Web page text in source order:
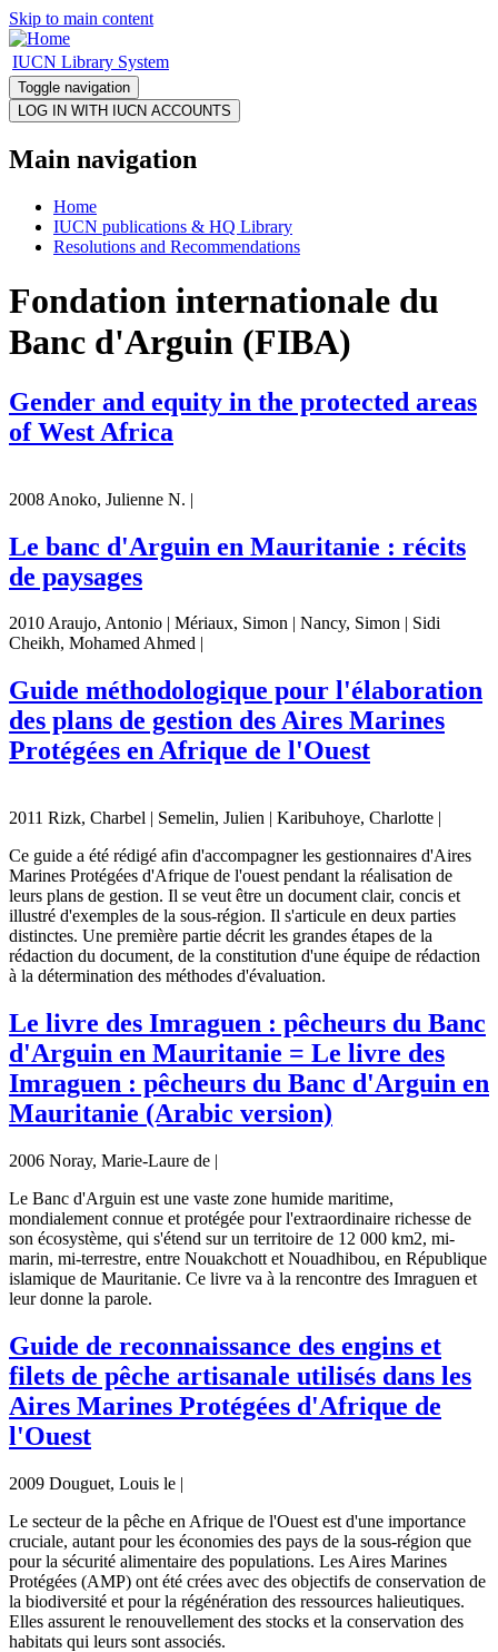
Skip to main content
IUCN Library System
Toggle navigation
Main navigation
Home
IUCN publications & HQ Library
Resolutions and Recommendations
Fondation internationale du
Banc d'Arguin (FIBA)
Gender and equity in the protected areas
of West Africa
2008 Anoko, Julienne N. |
Le banc d'Arguin en Mauritanie : récits
de paysages
2010 Araujo, Antonio | Mériaux, Simon | Nancy, Simon | Sidi
Cheikh, Mohamed Ahmed |
Guide méthodologique pour l'élaboration
des plans de gestion des Aires Marines
Protégées en Afrique de l'Ouest
2011 Rizk, Charbel | Semelin, Julien | Karibuhoye, Charlotte |
Ce guide a été rédigé afin d'accompagner les gestionnaires d'Aires
Marines Protégées d'Afrique de l'ouest pendant la réalisation de
leurs plans de gestion. Il se veut être un document clair, concis et
illustré d'exemples de la sous-région. Il s'articule en deux parties
distinctes. Une première partie décrit les grandes étapes de la
rédaction du document, de la constitution d'une équipe de rédaction
à la détermination des méthodes d'évaluation.
Le livre des Imraguen : pêcheurs du Banc
d'Arguin en Mauritanie = Le livre des
Imraguen : pêcheurs du Banc d'Arguin en
Mauritanie (Arabic version)
2006 Noray, Marie-Laure de |
Le Banc d'Arguin est une vaste zone humide maritime,
mondialement connue et protégée pour l'extraordinaire richesse de
son écosystème, qui s'étend sur un territoire de 12 000 km2, mi-
marin, mi-terrestre, entre Nouakchott et Nouadhibou, en République
islamique de Mauritanie. Ce livre va à la rencontre des Imraguen et
leur donne la parole.
Guide de reconnaissance des engins et
filets de pêche artisanale utilisés dans les
Aires Marines Protégées d'Afrique de
l'Ouest
2009 Douguet, Louis le |
Le secteur de la pêche en Afrique de l'Ouest est d'une importance
cruciale, autant pour les économies des pays de la sous-région que
pour la sécurité alimentaire des populations. Les Aires Marines
Protégées (AMP) ont été crées avec des objectifs de conservation de
la biodiversité et pour la régénération des ressources halieutiques.
Elles assurent le renouvellement des stocks et la conservation des
habitats qui leurs sont associés.